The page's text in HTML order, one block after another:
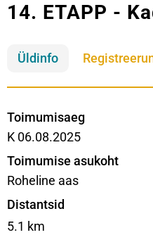
14. ETAPP -
Üldinfo
Toimumisaeg
K 06.08.2025
Toimumise asukoht
Roheline aas
Distantsid
5.1 km